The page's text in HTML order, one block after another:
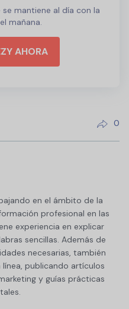
mantiene al día con la
mañana.
AHORA
0
en el ámbito de la
profesional en las
experiencia en explicar
sencillas. Además de
necesarias, también
publicando artículos
y guías prácticas